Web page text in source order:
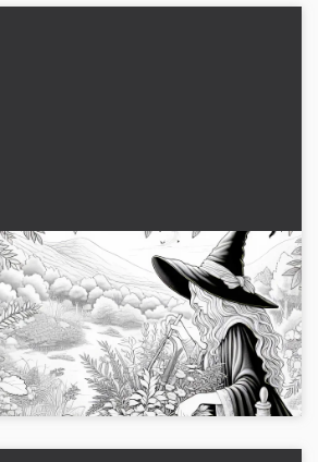
Heksen plukker urter i en
fortryllet have: malebillede til
download (gratis)
Oplev heksens magi i den fortryllede
have. Download det gratis
farvelægningsbillede nu!...